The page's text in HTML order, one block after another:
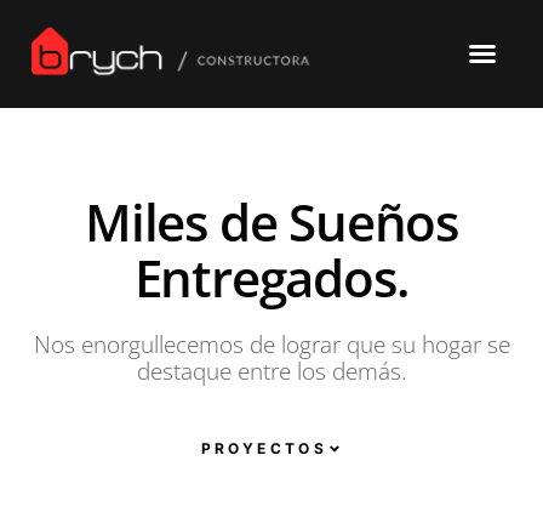
Miles de Sueños
Entregados.
Nos enorgullecemos de lograr que su hogar se
destaque entre los demás.
PROYECTOS